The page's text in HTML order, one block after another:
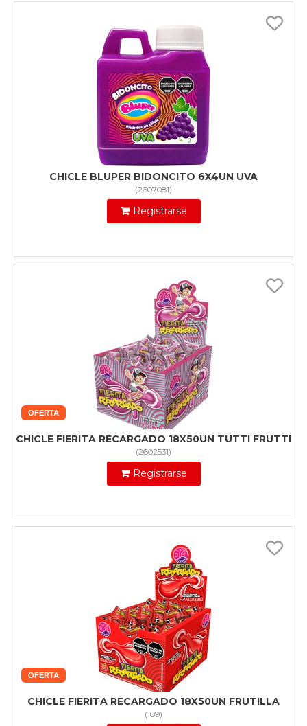
CHICLE BLUPER BIDONCITO 6X4UN UVA
(2607081)
Registrarse
OFERTA
CHICLE FIERITA RECARGADO 18X50UN TUTTI FRUTTI
(2602531)
Registrarse
OFERTA
CHICLE FIERITA RECARGADO 18X50UN FRUTILLA
(109)